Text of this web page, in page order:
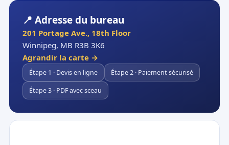
📍 Adresse du bureau
201 Portage Ave., 18th Floor
Winnipeg, MB R3B 3K6
Agrandir la carte →
Étape 1 · Devis en ligne Étape 2 · Paiement sécurisé
Étape 3 · PDF avec sceau